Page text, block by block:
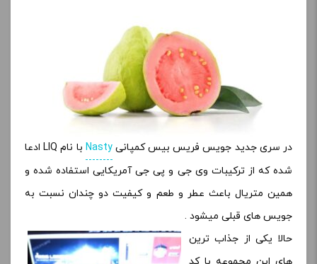
در سری جدید جویس فریس بیس کمپانیNasty
با نام LIQ ادعا
شده که از ترکیبات وی جی و پی جی آمریکایی استفاده شده و
همین متریال باعث عطر و طعم و کیفیت دو چندان نسبت به
جویس های قبلی میشود .
حالا یکی از جذاب ترین